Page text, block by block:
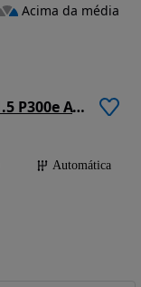
Land Rover Range Rover Evoque 1.5 P300e AWD R-Dynamic S Auto
Automática
Acima da média